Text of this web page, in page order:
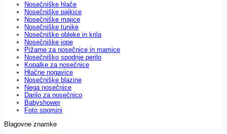
Nosečniške hlače
Nosečniške pajkice
Nosečniške majice
Nosečniške tunike
Nosečniške obleke in krila
Nosečniške jope
Pižame za nosečnice in mamice
Nosečniško spodnje perilo
Kopalke za nosečnice
Hlačne nogavice
Nosečniške blazine
Nega nosečnice
Darilo za nosečnico
Babyshower
Foto spomini
Blagovne znamke